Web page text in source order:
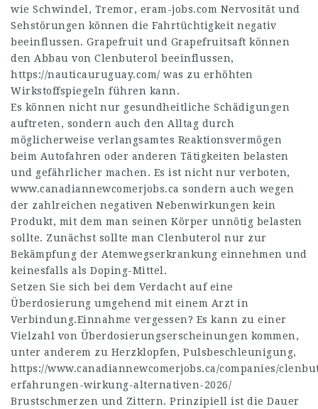
wie Schwindel, Tremor, eram-jobs.com Nervosität und
Sehstörungen können die Fahrtüchtigkeit negativ
beeinflussen. Grapefruit und Grapefruitsaft können
den Abbau von Clenbuterol beeinflussen,
https://nauticauruguay.com/ was zu erhöhten
Wirkstoffspiegeln führen kann.
Es können nicht nur gesundheitliche Schädigungen
auftreten, sondern auch den Alltag durch
möglicherweise verlangsamtes Reaktionsvermögen
beim Autofahren oder anderen Tätigkeiten belasten
und gefährlicher machen. Es ist nicht nur verboten,
www.canadiannewcomerjobs.ca sondern auch wegen
der zahlreichen negativen Nebenwirkungen kein
Produkt, mit dem man seinen Körper unnötig belasten
sollte. Zunächst sollte man Clenbuterol nur zur
Bekämpfung der Atemwegserkrankung einnehmen und
keinesfalls als Doping-Mittel.
Setzen Sie sich bei dem Verdacht auf eine
Überdosierung umgehend mit einem Arzt in
Verbindung.Einnahme vergessen? Es kann zu einer
Vielzahl von Überdosierungserscheinungen kommen,
unter anderem zu Herzklopfen, Pulsbeschleunigung,
https://www.canadiannewcomerjobs.ca/companies/
erfahrungen-wirkung-alternativen-2026/
Brustschmerzen und Zittern. Prinzipiell ist die Dauer